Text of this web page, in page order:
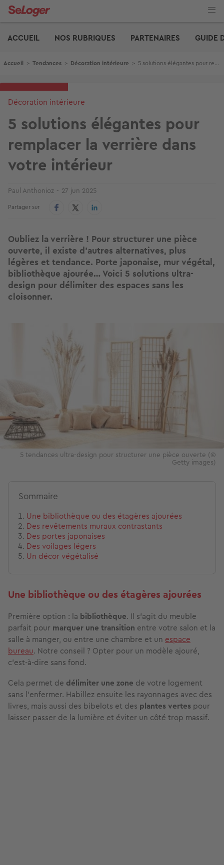
Aller
ACCUEIL
NOS RUBRIQUES PARTENAIRES GUIDE
Fil d'Ariane
Accueil > Tendances > Décoration intérieure > 5 solutions élégantes pour remplacer la verrière dans votre intérieur
Décoration intérieure
5 solutions élégantes pour
remplacer la verrière dans
votre intérieur
Paul Anthonioz 27 jun 2025
Partager sur
Oubliez la verrière ! Pour structurer une pièce
ouverte, il existe d’autres alternatives, plus
légères et tendance. Porte japonaise, mur végétal,
bibliothèque ajourée… Voici 5 solutions ultra-
design pour délimiter des espaces sans les
cloisonner.
5 tendances ultra-design pour structurer une pièce ouverte (©
Getty images)
Sommaire
Une bibliothèque ou des étagères ajourées
Des revêtements muraux contrastants
Des portes japonaises
Des voilages légers
Un décor végétalisé
Une bibliothèque ou des étagères ajourées
Première option : la bibliothèque. Il s’agit du meuble
parfait pour marquer une transition entre votre salon et la
salle à manger, ou entre une chambre et un espace
bureau. Notre conseil ? Opter pour un modèle ajouré,
c’est-à-dire sans fond.
Cela permet de délimiter une zone de votre logement
sans l’enfermer. Habillez ensuite les rayonnages avec des
livres, mais aussi des bibelots et des plantes vertes pour
laisser passer de la lumière et éviter un côté trop massif.